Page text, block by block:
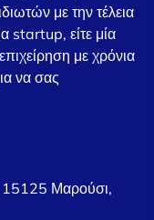
με την τέλεια
startup, είτε μία
με χρόνια
να σας
15125 Μαρούσι,